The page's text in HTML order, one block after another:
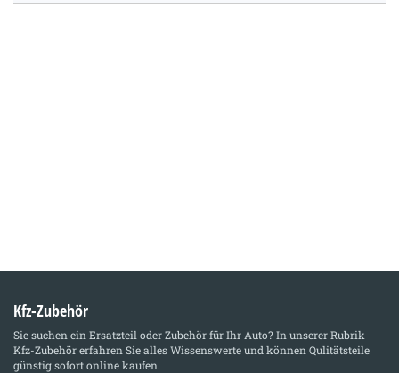
Kfz-Zubehör
Sie suchen ein Ersatzteil oder Zubehör für Ihr Auto? In unserer Rubrik
Kfz-Zubehörerfahren Sie alles Wissenswerte und können Qulitätsteile
günstig sofort online kaufen.